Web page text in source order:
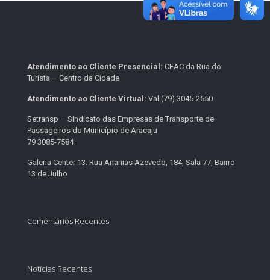
Atendimento ao Cliente Presencial: CEAC da Rua do
Turista – Centro da Cidade
Atendimento ao Cliente Virtual: Val (79) 3045-2550
Setransp – Sindicato das Empresas de Transporte de
Passageiros do Município de Aracaju
79 3085-7584
Galeria Center 13. Rua Ananias Azevedo, 184, Sala 77, Bairro
13 de Julho
Comentários Recentes
Notícias Recentes